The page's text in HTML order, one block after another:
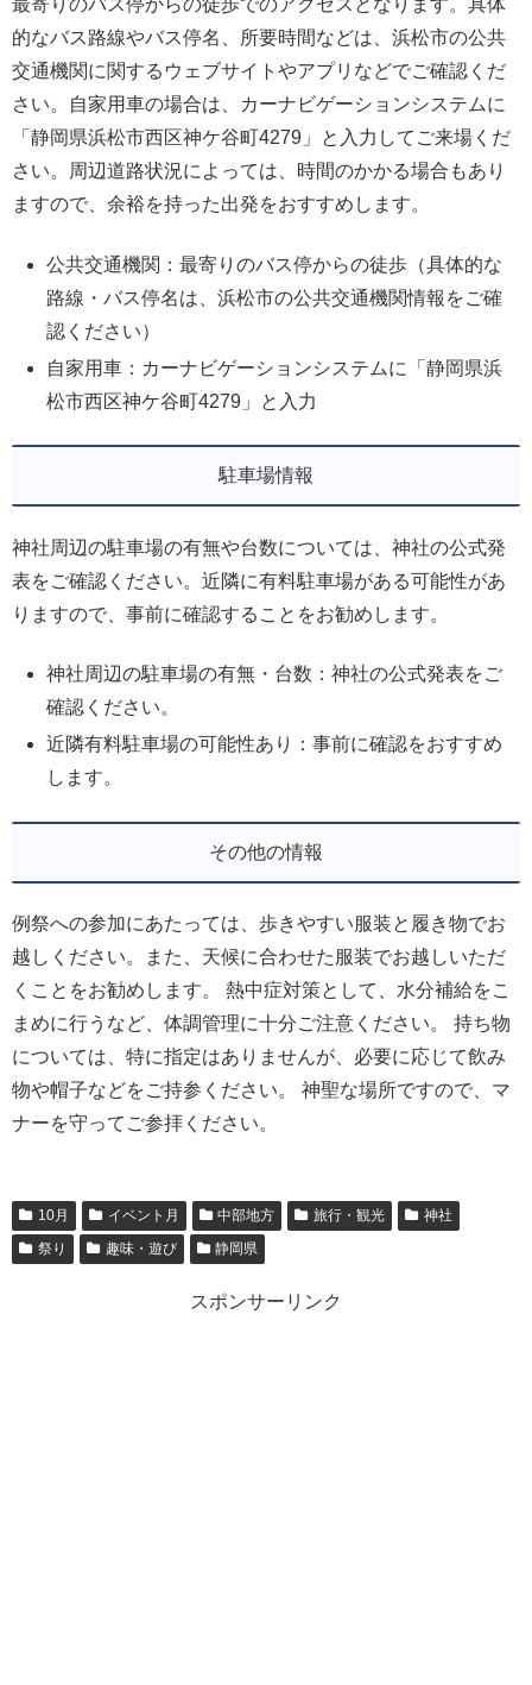
最寄りのバス停からの徒歩でのアクセスとなります。具体
的なバス路線やバス停名、所要時間などは、浜松市の公共
交通機関に関するウェブサイトやアプリなどでご確認くだ
さい。自家用車の場合は、カーナビゲーションシステムに
「静岡県浜松市西区神ケ谷町4279」と入力してご来場くだ
さい。周辺道路状況によっては、時間のかかる場合もあり
ますので、余裕を持った出発をおすすめします。
公共交通機関：最寄りのバス停からの徒歩（具体的な
路線・バス停名は、浜松市の公共交通機関情報をご確
認ください）
自家用車：カーナビゲーションシステムに「静岡県浜
松市西区神ケ谷町4279」と入力
駐車場情報
神社周辺の駐車場の有無や台数については、神社の公式発
表をご確認ください。近隣に有料駐車場がある可能性があ
りますので、事前に確認することをお勧めします。
神社周辺の駐車場の有無・台数：神社の公式発表をご
確認ください。
近隣有料駐車場の可能性あり：事前に確認をおすすめ
します。
その他の情報
例祭への参加にあたっては、歩きやすい服装と履き物でお
越しください。また、天候に合わせた服装でお越しいただ
くことをお勧めします。 熱中症対策として、水分補給をこ
まめに行うなど、体調管理に十分ご注意ください。 持ち物
については、特に指定はありませんが、必要に応じて飲み
物や帽子などをご持参ください。 神聖な場所ですので、マ
ナーを守ってご参拝ください。
10月 イベント月 中部地方 旅行・観光
神社
祭り
趣味・遊び 静岡県
スポンサーリンク